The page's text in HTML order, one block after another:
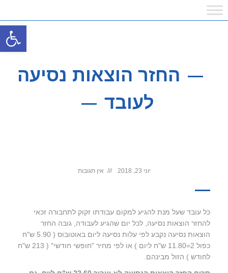
החזר הוצאות נסיעה
לעובד
יוני 23, 2018 אין תגובות
כל עובד שעל מנת להגיע למקום עבודתו זקוק לתחבורה זכאי
להחזר הוצאות נסיעה, לכל יום שהגיע לעבודה, גובה החזר
הוצאות נסיעה נקבע לפי עלות נסיעה ליום באוטובוס ( 5.90 ש"ח
כפול 2=11.80 ש"ח ליום ) או לפי מחיר "חופשי חודשי" ( 213 ש"ח
לחודש ) הזול מבינהם.